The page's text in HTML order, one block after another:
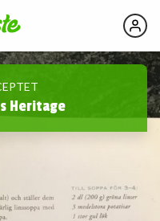
Heritage